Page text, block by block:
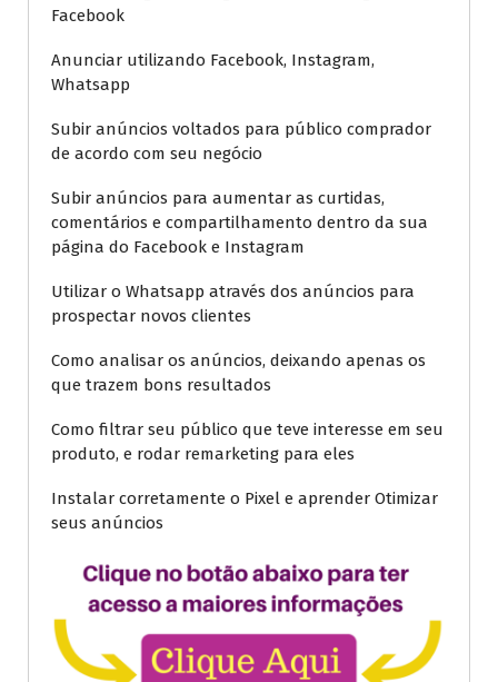
Facebook
Anunciar utilizando Facebook, Instagram,
Whatsapp
Subir anúncios voltados para público comprador
de acordo com seu negócio
Subir anúncios para aumentar as curtidas,
comentários e compartilhamento dentro da sua
página do Facebook e Instagram
Utilizar o Whatsapp através dos anúncios para
prospectar novos clientes
Como analisar os anúncios, deixando apenas os
que trazem bons resultados
Como filtrar seu público que teve interesse em seu
produto, e rodar remarketing para eles
Instalar corretamente o Pixel e aprender Otimizar
seus anúncios